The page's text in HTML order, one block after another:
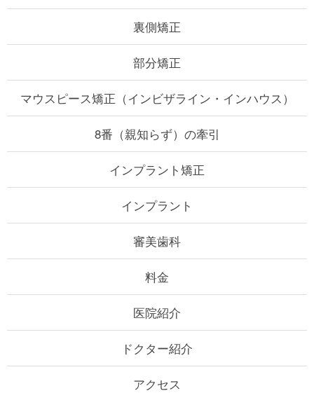
裏側矯正
部分矯正
マウスピース矯正（インビザライン・インハウス）
8番（親知らず）の牽引
インプラント矯正
インプラント
審美歯科
料金
医院紹介
ドクター紹介
アクセス